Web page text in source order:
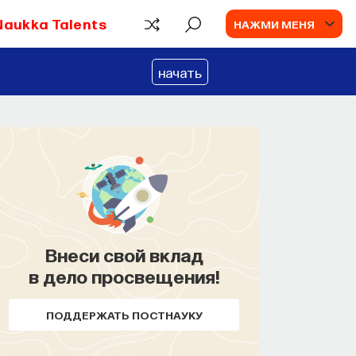
Talents НАЖМИ МЕНЯ
начать
Внеси свой вклад
в дело просвещения!
ПОДДЕРЖАТЬ ПОСТНАУКУ
Химия между
нейронами: вещества,
которые управляют нами